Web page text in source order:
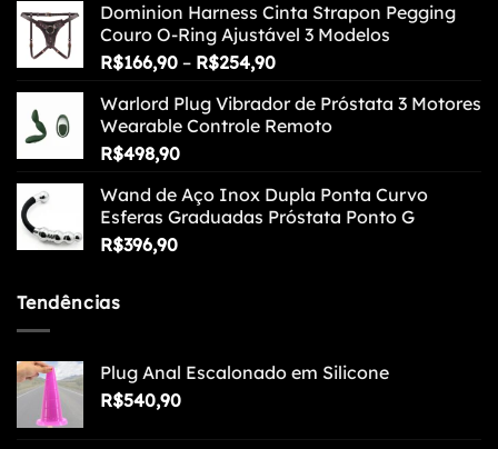
preço:
R$123,90
através
Dominion Harness Cinta Strapon Pegging
Couro O-Ring Ajustável 3 Modelos
R$166,90 – R$254,90Faixa
preço:
R$166,90
Warlord Plug Vibrador de Próstata 3 Motores
Wearable Controle Remoto
R$498,90
Wand de Aço Inox Dupla Ponta Curvo
Esferas Graduadas Próstata Ponto G
R$396,90
Tendências
Plug Anal Escalonado em Silicone
R$540,90